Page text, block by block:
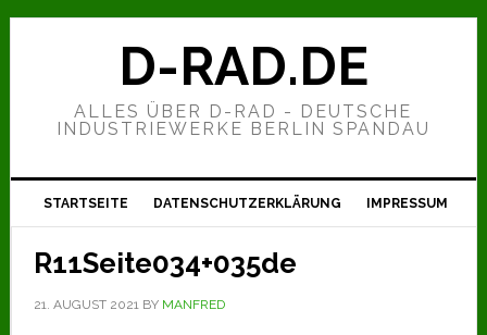
Zur
Hauptnavigation
Zum
Zur
D-RAD.DE
ALLES ÜBER D-RAD - DEUTSCHE
INDUSTRIEWERKE BERLIN SPANDAU
STARTSEITE DATENSCHUTZERKLÄRUNG IMPRESSUM
R11Seite034+035de
21. AUGUST 2021BY MANFRED